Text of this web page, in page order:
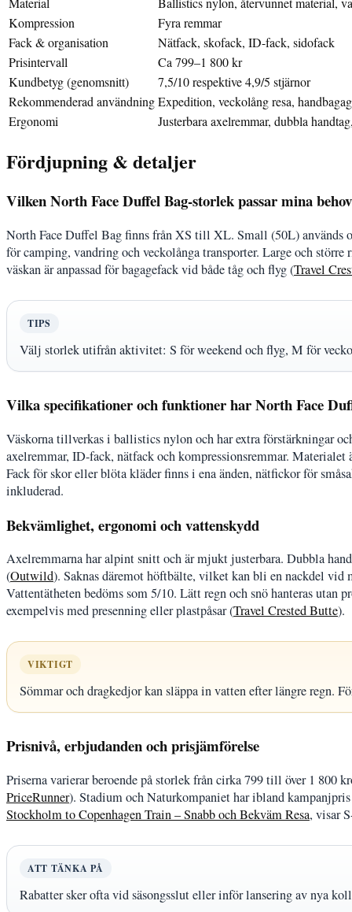
Kompression
Fyra remmar
Fack & organisation
Nätfack, skofack, ID-fack, sidofack
Prisintervall
Ca 799–1 800 kr
Kundbetyg (genomsnitt)
7,5/10 respektive 4,9/5 stjärnor
Rekommenderad användningExpedition, veckolång resa,
Ergonomi
Justerbara axelremmar, dubbla
Fördjupning & detaljer
Vilken North Face Duffel Bag-storlek passar mina
North Face Duffel Bag finns från XS till XL. Small (50L) används
för camping, vandring och veckolånga transporter. Large och
väskan är anpassad för bagagefack vid både tåg och flyg (Travel
TIPS
Välj storlek utifrån aktivitet: S för weekend och flyg, M för
Vilka specifikationer och funktioner har North Face
Väskorna tillverkas i ballistics nylon och har extra förstärkningar
axelremmar, ID-fack, nätfack och kompressionsremmar.
Fack för skor eller blöta kläder finns i ena änden, nätfickor för
inkluderad.
Bekvämlighet, ergonomi och vattenskydd
Axelremmarna har alpint snitt och är mjukt justerbara. Dubbla
(Outwild). Saknas däremot höftbälte, vilket kan bli en nackdel vid
Vattentätheten bedöms som 5/10. Lätt regn och snö hanteras utan
exempelvis med presenning eller plastpåsar (Travel Crested Butte).
VIKTIGT
Sömmar och dragkedjor kan släppa in vatten efter längre regn.
Prisnivå, erbjudanden och prisjämförelse
Priserna varierar beroende på storlek från cirka 799 till över 1 800
PriceRunner). Stadium och Naturkompaniet har ibland
Stockholm to Copenhagen Train – Snabb och Bekväm Resa, visar
ATT TÄNKA PÅ
Rabatter sker ofta vid säsongsslut eller inför lansering av nya